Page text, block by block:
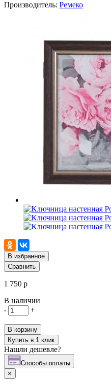
Производитель: Ремеко
В избранное
Сравнить
1 750 р
В наличии
-
+
В корзину
Купить в 1 клик
Нашли дешевле?
Cпособы оплаты
×